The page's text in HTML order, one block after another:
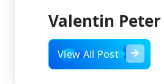
Valentin Peter
View All Post